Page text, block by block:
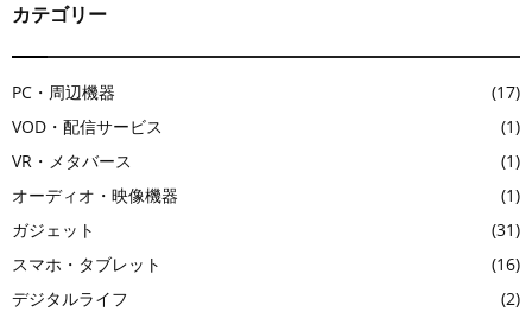
カテゴリー
PC・周辺機器
(17)
VOD・配信サービス
(1)
VR・メタバース
(1)
オーディオ・映像機器
(1)
ガジェット
(31)
スマホ・タブレット
(16)
デジタルライフ
(2)